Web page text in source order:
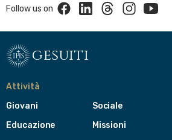
Follow us on FacebookLinkedinThreadsInstagramYoutube
gesuiti
Attività
Giovani
Educazione
Sociale
Missioni